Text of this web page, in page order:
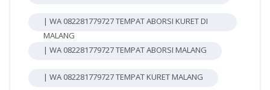
| WA 082281779727 TEMPAT ABORSI KURET DI
MALANG
| WA 082281779727 TEMPAT ABORSI MALANG
| WA 082281779727 TEMPAT KURET MALANG